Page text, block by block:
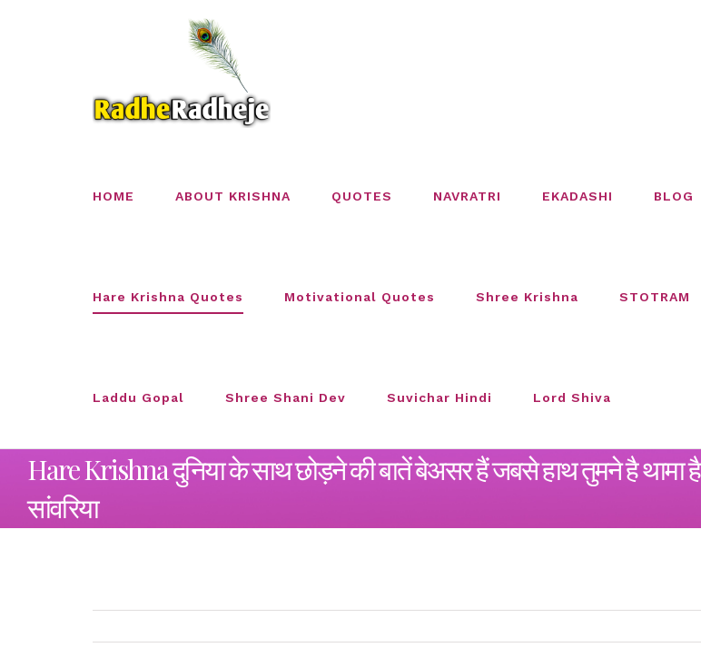
HOME ABOUT KRISHNA QUOTES NAVRATRI EKADASHI BLOG
Hare Krishna Quotes Motivational Quotes Shree Krishna STOTRAM
Laddu Gopal Shree Shani Dev Suvichar Hindi Lord Shiva
Hare Krishna दुनिया के साथ छोड़ने की बातें बेअसर हैं जबसे हाथ तुमने है थामा है
सांवरिया